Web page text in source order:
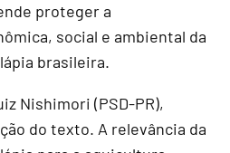
proteger a
social e ambiental da
brasileira.
Nishimori (PSD-PR),
do texto. A relevância da